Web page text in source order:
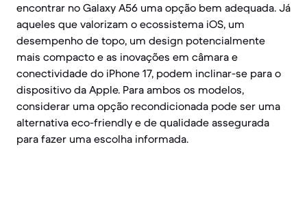
encontrar no Galaxy A56 uma opção bem adequada. Já
aqueles que valorizam o ecossistema iOS, um
desempenho de topo, um design potencialmente
mais compacto e as inovações em câmara e
conectividade do iPhone 17, podem inclinar-se para o
dispositivo da Apple. Para ambos os modelos,
considerar uma opção recondicionada pode ser uma
alternativa eco-friendly e de qualidade assegurada
para fazer uma escolha informada.